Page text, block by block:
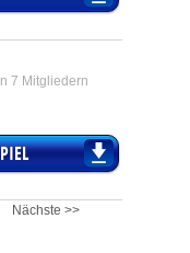
7 Mitgliedern
Nächste >>